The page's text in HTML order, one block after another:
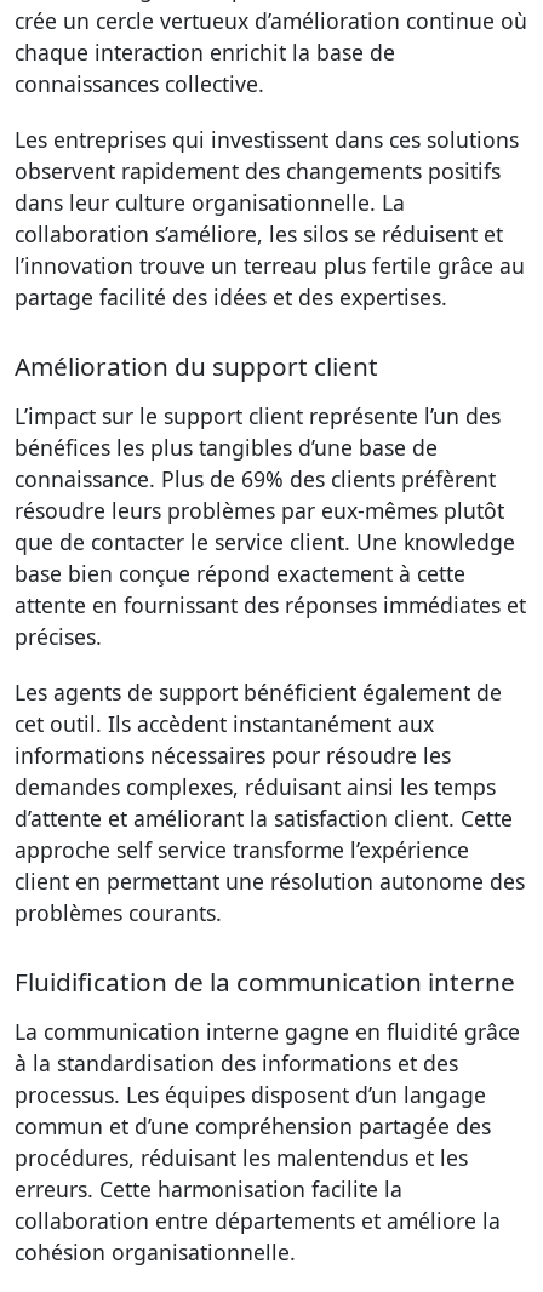
crée un cercle vertueux d’amélioration continue où
chaque interaction enrichit la base de
connaissances collective.
Les entreprises qui investissent dans ces solutions
observent rapidement des changements positifs
dans leur culture organisationnelle. La
collaboration s’améliore, les silos se réduisent et
l’innovation trouve un terreau plus fertile grâce au
partage facilité des idées et des expertises.
Amélioration du support client
L’impact sur le support client représente l’un des
bénéfices les plus tangibles d’une base de
connaissance. Plus de 69% des clients préfèrent
résoudre leurs problèmes par eux-mêmes plutôt
que de contacter le service client. Une knowledge
base bien conçue répond exactement à cette
attente en fournissant des réponses immédiates et
précises.
Les agents de support bénéficient également de
cet outil. Ils accèdent instantanément aux
informations nécessaires pour résoudre les
demandes complexes, réduisant ainsi les temps
d’attente et améliorant la satisfaction client. Cette
approche self service transforme l’expérience
client en permettant une résolution autonome des
problèmes courants.
Fluidification de la communication interne
La communication interne gagne en fluidité grâce
à la standardisation des informations et des
processus. Les équipes disposent d’un langage
commun et d’une compréhension partagée des
procédures, réduisant les malentendus et les
erreurs. Cette harmonisation facilite la
collaboration entre départements et améliore la
cohésion organisationnelle.